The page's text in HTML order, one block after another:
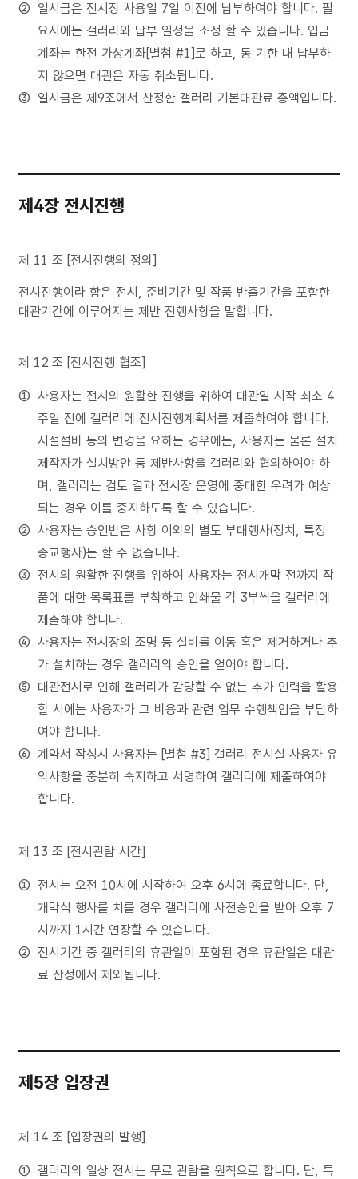
일시금은 전시장 사용일 7일 이전에 납부하여야 합니다. 필
요시에는 갤러리와 납부 일정을 조정 할 수 있습니다. 입금
계좌는 한전 가상계좌[별첨 #1]로 하고, 동 기한 내 납부하
지 않으면 대관은 자동 취소됩니다.
일시금은 제9조에서 산정한 갤러리 기본대관료 총액입니다.
제4장 전시진행
제 11 조 [전시진행의 정의]
전시진행이라 함은 전시, 준비기간 및 작품 반출기간을 포함한
대관기간에 이루어지는 제반 진행사항을 말합니다.
제 12 조 [전시진행 협조]
사용자는 전시의 원활한 진행을 위하여 대관일 시작 최소 4
주일 전에 갤러리에 전시진행계획서를 제출하여야 합니다.
시설설비 등의 변경을 요하는 경우에는, 사용자는 물론 설치
제작자가 설치방안 등 제반사항을 갤러리와 협의하여야 하
며, 갤러리는 검토 결과 전시장 운영에 중대한 우려가 예상
되는 경우 이를 중지하도록 할 수 있습니다.
사용자는 승인받은 사항 이외의 별도 부대행사(정치, 특정
종교행사)는 할 수 없습니다.
전시의 원활한 진행을 위하여 사용자는 전시개막 전까지 작
품에 대한 목록표를 부착하고 인쇄물 각 3부씩을 갤러리에
제출해야 합니다.
사용자는 전시장의 조명 등 설비를 이동 혹은 제거하거나 추
가 설치하는 경우 갤러리의 승인을 얻어야 합니다.
대관전시로 인해 갤러리가 감당할 수 없는 추가 인력을 활용
할 시에는 사용자가 그 비용과 관련 업무 수행책임을 부담하
여야 합니다.
계약서 작성시 사용자는 [별첨 #3] 갤러리 전시실 사용자 유
의사항을 충분히 숙지하고 서명하여 갤러리에 제출하여야
합니다.
제 13 조 [전시관람 시간]
전시는 오전 10시에 시작하여 오후 6시에 종료합니다. 단,
개막식 행사를 치를 경우 갤러리에 사전승인을 받아 오후 7
시까지 1시간 연장할 수 있습니다.
전시기간 중 갤러리의 휴관일이 포함된 경우 휴관일은 대관
료 산정에서 제외됩니다.
제5장 입장권
제 14 조 [입장권의 발행]
갤러리의 일상 전시는 무료 관람을 원칙으로 합니다. 단, 특